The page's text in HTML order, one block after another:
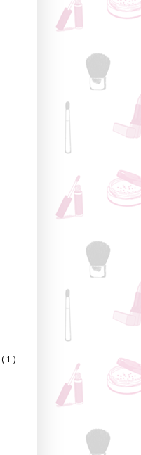
( 1 )